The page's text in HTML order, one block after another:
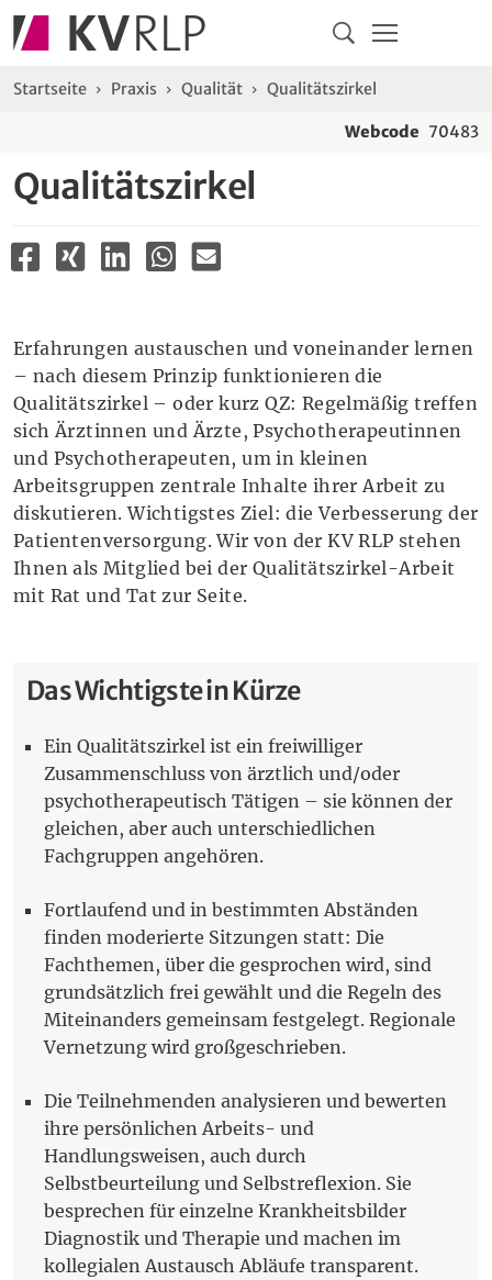
Navigation
Sie sind hier:
Startseite Praxis Qualität Qualitätszirkel
Webcode 70483
Qualitätszirkel
Erfahrungen austauschen und voneinander lernen
– nach diesem Prinzip funktionieren die
Qualitätszirkel – oder kurz QZ: Regelmäßig treffen
sich Ärztinnen und Ärzte, Psychotherapeutinnen
und Psychotherapeuten, um in kleinen
Arbeitsgruppen zentrale Inhalte ihrer Arbeit zu
diskutieren. Wichtigstes Ziel: die Verbesserung der
Patientenversorgung. Wir von der KV RLP stehen
Ihnen als Mitglied bei der Qualitätszirkel-Arbeit
mit Rat und Tat zur Seite.
Das Wichtigste in Kürze
Ein Qualitätszirkel ist ein freiwilliger
Zusammenschluss von ärztlich und/oder
psychotherapeutisch Tätigen – sie können der
gleichen, aber auch unterschiedlichen
Fachgruppen angehören.
Fortlaufend und in bestimmten Abständen
finden moderierte Sitzungen statt: Die
Fachthemen, über die gesprochen wird, sind
grundsätzlich frei gewählt und die Regeln des
Miteinanders gemeinsam festgelegt. Regionale
Vernetzung wird großgeschrieben.
Die Teilnehmenden analysieren und bewerten
ihre persönlichen Arbeits- und
Handlungsweisen, auch durch
Selbstbeurteilung und Selbstreflexion. Sie
besprechen für einzelne Krankheitsbilder
Diagnostik und Therapie und machen im
kollegialen Austausch Abläufe transparent.